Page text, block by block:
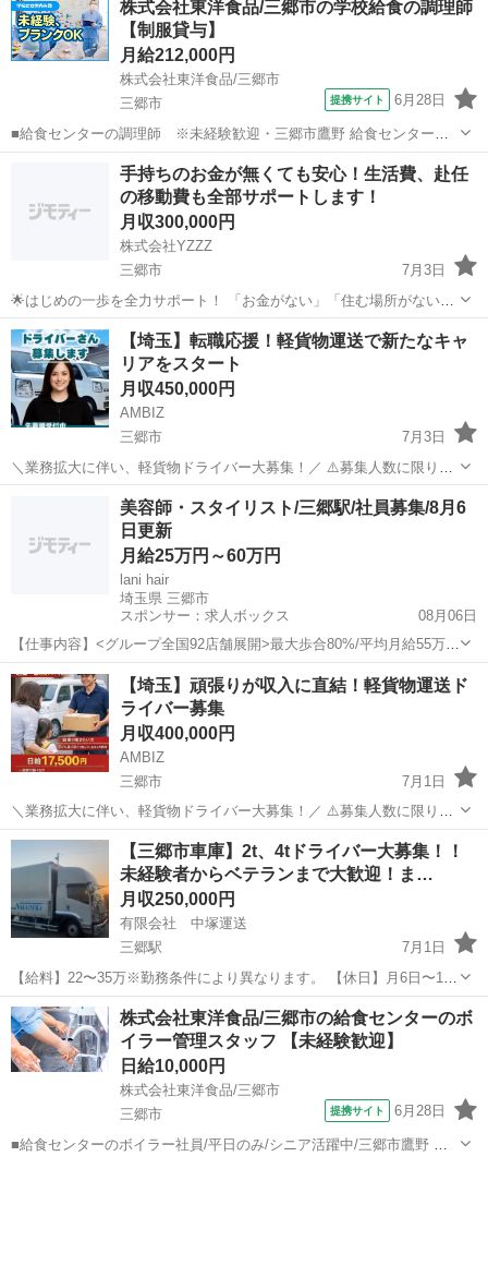
株式会社東洋食品/三郷市の学校給食の調理師
【制服貸与】
月給212,000円
株式会社東洋食品/三郷市
三郷市
提携サイト 6月28日
■給食センターの調理師 ※未経験歓迎・三郷市鷹野 給食センター内
で調理全般のお仕事をお任せいたします。たくさんのスタッフと共
に、決められた時間の中、毎日の元気と美味しい笑顔を作っていくお
仕事です！ 【仕事内容詳細】 給食...
三郷市 調理師
手持ちのお金が無くても安心！生活費、赴任
の移動費も全部サポートします！
月収300,000円
株式会社YZZZ
三郷市
7月3日
🌟はじめの一歩を全力サポート！ 「お金がない」「住む場所がない」
「今すぐ働きたい」 そんなあなたを全力で応援します💪 ＼生活・仕
事・住まい、すべてサポート体制万全！／ 💼募集職種（全国の大手工
場でのお仕事） 🔧...
埼玉 三郷市 工場 社会保険
【埼玉】転職応援！軽貨物運送で新たなキャ
リアをスタート
月収450,000円
AMBIZ
三郷市
7月3日
＼業務拡大に伴い、軽貨物ドライバー大募集！／ ⚠️募集人数に限りが
ございます⚠️ 【勤務地】 三郷市インター南3-4-1 -------------------- 【報
酬】 月収目安25〜45万円 ※稼働日数や...
物流 業務
美容師・スタイリスト/三郷駅/社員募集/8月6
日更新
月給25万円～60万円
lani hair
埼玉県 三郷市
スポンサー：求人ボックス
08月06日
【仕事内容】<グループ全国92店舗展開>最大歩合80%/平均月給55万/
インボイス負担なし <募集職種> 美容師 <仕事内容> スタイリスト ・
新規客、顧客に接客、技術サービス提供 ・雑誌撮影、ヘアショー参加
・その他、付随する業...
正社員
【埼玉】頑張りが収⼊に直結！軽貨物運送ド
ライバー募集
月収400,000円
AMBIZ
三郷市
7月1日
＼業務拡大に伴い、軽貨物ドライバー大募集！／ ⚠️募集人数に限りが
ございます⚠️ 【勤務地】 埼玉県三郷市インター南3-4-1 --------------------
【報酬】 月収目安25〜40万円 ※稼働...
埼玉 三郷市 ドライバー
【三郷市車庫】2t、4tドライバー大募集！！
未経験者からベテランまで大歓迎！ま…
月収250,000円
有限会社 中塚運送
三郷駅
7月1日
【給料】22〜35万※勤務条件により異なります。 【休日】月6日〜10
日、年間105日、年末、夏季休暇、有給休暇、慶弔休暇、産休/育休
【業務内容】 ・カーゴ台車での輸送、パレット（リフト）輸送、バラ
積み卸し等 【会社案内】...
埼玉 三郷市 三郷駅 ドライバー 社員
株式会社東洋食品/三郷市の給食センターのボ
イラー管理スタッフ 【未経験歓迎】
日給10,000円
株式会社東洋食品/三郷市
三郷市
提携サイト 6月28日
■給食センターのボイラー社員/平日のみ/シニア活躍中/三郷市鷹野 給